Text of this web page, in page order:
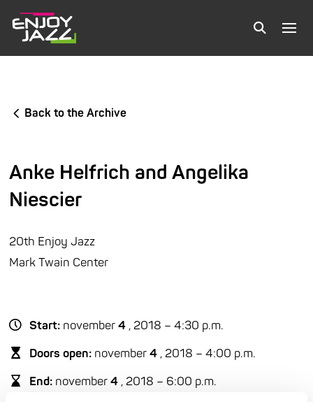
Back to the Archive
Anke Helfrich and Angelika
Niescier
20th Enjoy Jazz
Mark Twain Center
Start: november4 , 2018 – 4:30 p.m.
Doors open: november4 , 2018 – 4:00 p.m.
End: november4, 2018 – 6:00 p.m.